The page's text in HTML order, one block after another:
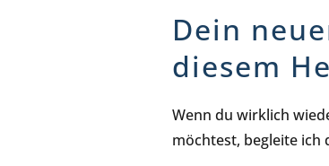
Dein
diesem
Wenn du wirklich
möchtest, begleite ich